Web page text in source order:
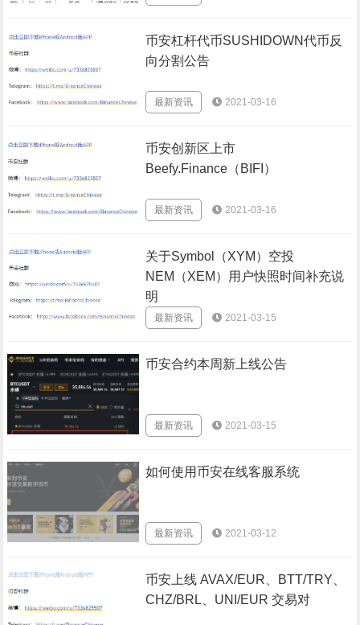
币安杠杆代币SUSHIDOWN代币反
向分割公告
最新资讯 2021-03-16
币安创新区上市
Beefy.Finance（BIFI）
最新资讯 2021-03-16
关于Symbol（XYM）空投
NEM（XEM）用户快照时间补充说
明
最新资讯 2021-03-15
币安合约本周新上线公告
最新资讯 2021-03-15
如何使用币安在线客服系统
最新资讯 2021-03-12
币安上线 AVAX/EUR、BTT/TRY、
CHZ/BRL、UNI/EUR 交易对